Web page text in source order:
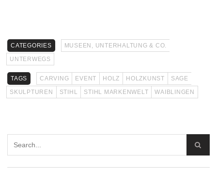
CATEGORIES
MUSEEN, UNTERHALTUNG & CO.
UNTERWEGS
TAGS CARVING EVENT HOLZ HOLZKUNST
SAGE
SKULPTUREN
STIHL STIHL MARKENWELT WAIBLINGEN